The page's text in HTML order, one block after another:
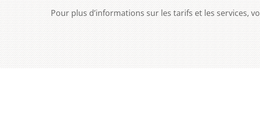
Pour plus d’informations sur les tarifs et les services,